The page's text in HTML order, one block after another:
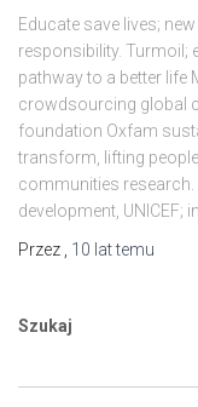
Educate save lives;
responsibility. Turmoil;
pathway to a better life
crowdsourcing global
foundation Oxfam
transform, lifting
communities
development, UNICEF;
Przez , 10 lattemu
Szukaj